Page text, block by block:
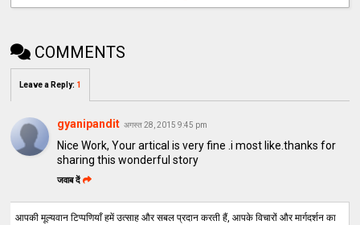
COMMENTS
Leave a Reply: 1
gyanipandit अगस्त 28, 2015 9:45 pm
Nice Work, Your artical is very fine .i most like.thanks for
sharing this wonderful story
जवाब दें
आपकी मूल्यवान टिप्पणियाँ हमें उत्साह और सबल प्रदान करती हैं, आपके विचारों और मार्गदर्शन का